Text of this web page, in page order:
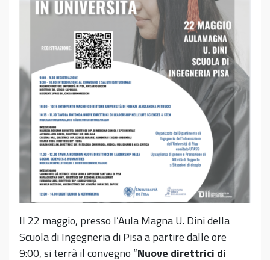
Il 22 maggio, presso l’Aula Magna U. Dini della
Scuola di Ingegneria di Pisa a partire dalle ore
9:00, si terrà il convegno “Nuove direttrici di